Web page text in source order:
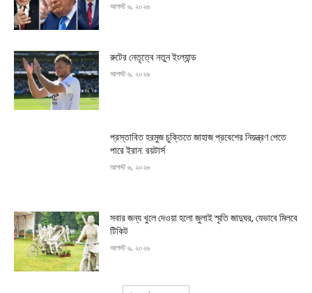
আগস্ট ৬, ২০২৬
রুটের নেতৃত্বে নতুন ইংল্যান্ড
আগস্ট ৬, ২০২৬
প্রস্তাবিত হরমুজ চুক্তিতে জাহাজ প্রবেশের নিয়ন্ত্রণ পেতে
পারে ইরান: রয়টার্স
আগস্ট ৬, ২০২৬
সবার জন্য খুলে দেওয়া হলো জুলাই স্মৃতি জাদুঘর, যেভাবে মিলবে
টিকিট
আগস্ট ৬, ২০২৬